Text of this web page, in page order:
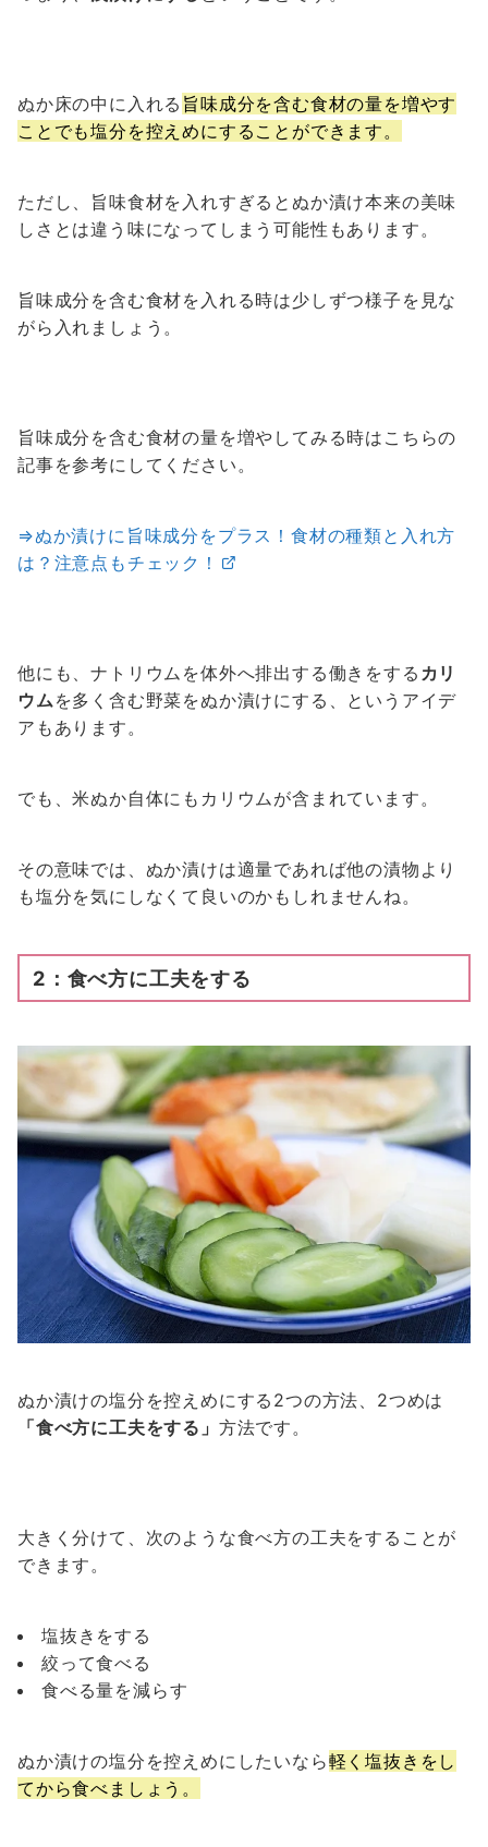
ぬか床の中に入れる 旨味成分を含む食材の量を増やす
ことでも塩分を控えめにすることができます。
ただし、旨味食材を入れすぎるとぬか漬け本来の美味
しさとは違う味になってしまう可能性もあります。
旨味成分を含む食材を入れる時は少しずつ様子を見な
がら入れましょう。
旨味成分を含む食材の量を増やしてみる時はこちらの
記事を参考にしてください。
⇒ぬか漬けに旨味成分をプラス！食材の種類と入れ方
は？注意点もチェック！
他にも、ナトリウムを体外へ排出する働きをする カリ
ウムを多く含む野菜をぬか漬けにする、というアイデ
アもあります。
でも、米ぬか自体にもカリウムが含まれています。
その意味では、ぬか漬けは適量であれば他の漬物より
も塩分を気にしなくて良いのかもしれませんね。
2：食べ方に工夫をする
ぬか漬けの塩分を控えめにする2つの方法、2つめは
「食べ方に工夫をする」 方法です。
大きく分けて、次のような食べ方の工夫をすることが
できます。
塩抜きをする
絞って食べる
食べる量を減らす
ぬか漬けの塩分を控えめにしたいなら軽く塩抜きをし
てから食べましょう。